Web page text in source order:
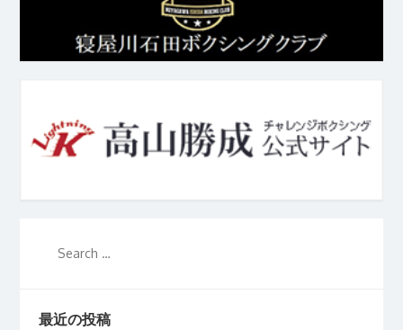
最近の投稿